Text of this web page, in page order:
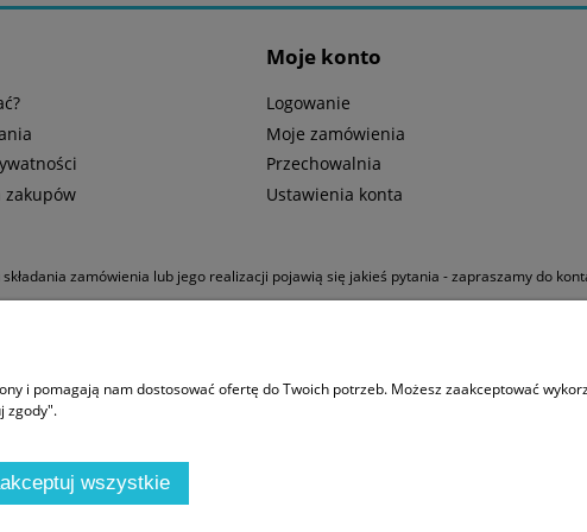
zakupów
Moje konto
Logowanie
Moje zamówienia
Przechowalnia
Ustawienia konta
zamówienia lub jego realizacji pojawią się jakieś pytania - zapraszamy do
| ul. Arrasowa 13, 01-981 Warszawa |
i pomagają nam dostosować ofertę do Twoich potrzeb. Możesz zaakceptować
zgody".
wszystkie